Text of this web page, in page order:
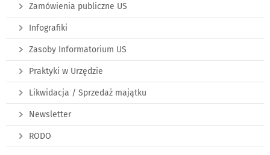
Zamówienia publiczne US
Infografiki
Zasoby Informatorium US
Praktyki w Urzędzie
Likwidacja / Sprzedaż majątku
Newsletter
RODO